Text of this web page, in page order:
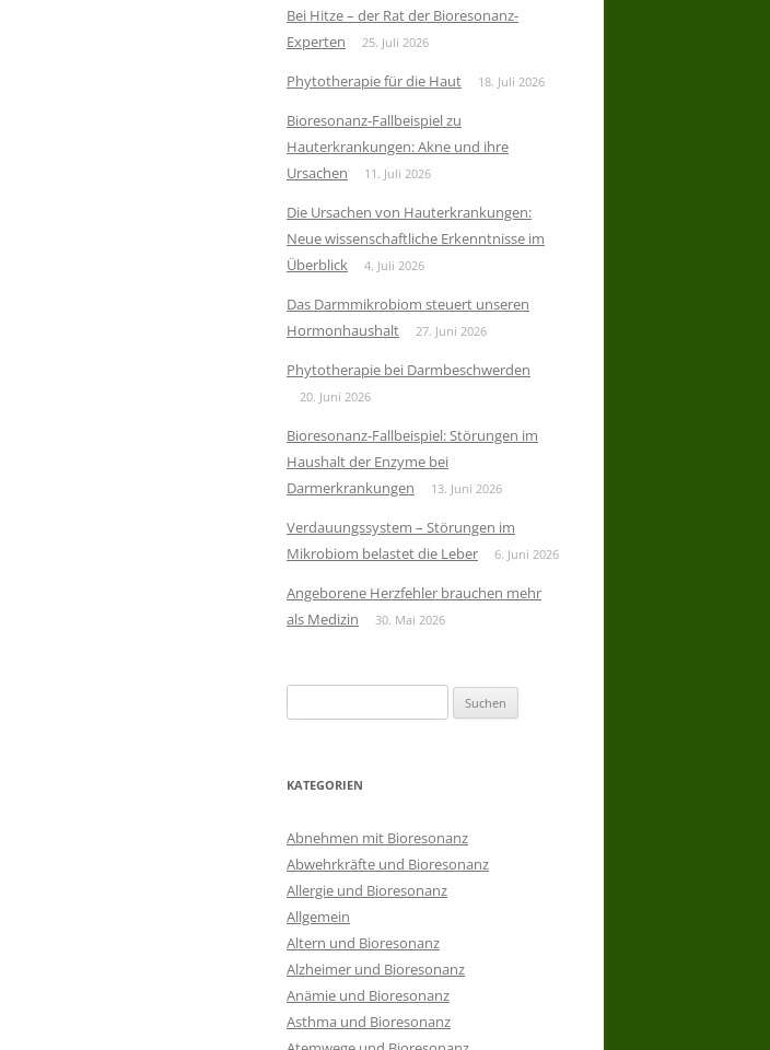
Bei Hitze – der Rat der Bioresonanz-
Experten
25. Juli 2026
Phytotherapie für die Haut 18. Juli 2026
Bioresonanz-Fallbeispiel zu
Hauterkrankungen: Akne und ihre
Ursachen
11. Juli 2026
Die Ursachen von Hauterkrankungen:
Neue wissenschaftliche Erkenntnisse im
Überblick
4. Juli 2026
Das Darmmikrobiom steuert unseren
Hormonhaushalt
27. Juni 2026
Phytotherapie bei Darmbeschwerden
20. Juni 2026
Bioresonanz-Fallbeispiel: Störungen im
Haushalt der Enzyme bei
Darmerkrankungen
13. Juni 2026
Verdauungssystem – Störungen im
Mikrobiom belastet die Leber
6. Juni 2026
Angeborene Herzfehler brauchen mehr
als Medizin
30. Mai 2026
nach:
KATEGORIEN
Abnehmen mit Bioresonanz
Abwehrkräfte und Bioresonanz
Allergie und Bioresonanz
Allgemein
Altern und Bioresonanz
Alzheimer und Bioresonanz
Anämie und Bioresonanz
Asthma und Bioresonanz